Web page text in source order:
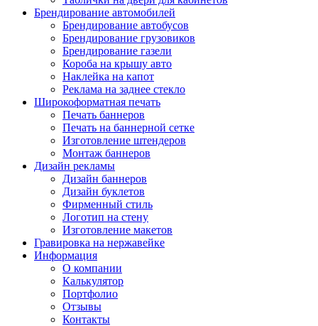
Брендирование автомобилей
Брендирование автобусов
Брендирование грузовиков
Брендирование газели
Короба на крышу авто
Наклейка на капот
Реклама на заднее стекло
Широкоформатная печать
Печать баннеров
Печать на баннерной сетке
Изготовление штендеров
Монтаж баннеров
Дизайн рекламы
Дизайн баннеров
Дизайн буклетов
Фирменный стиль
Логотип на стену
Изготовление макетов
Гравировка на нержавейке
Информация
О компании
Калькулятор
Портфолио
Отзывы
Контакты